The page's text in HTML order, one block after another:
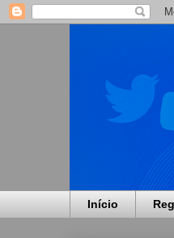
Início